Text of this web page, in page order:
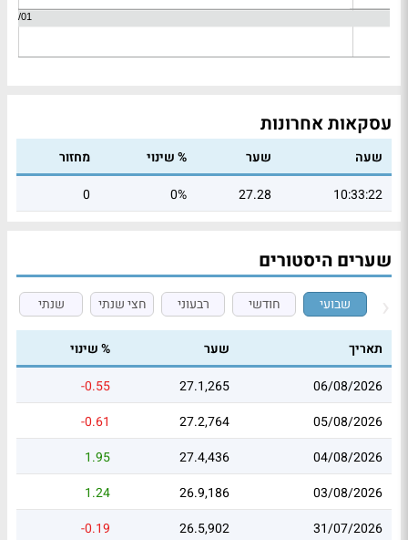
עסקאות אחרונות
שעה שער % שינוי
מחזור
10:33:22
27.28
0%
0
שערים היסטורים
שבועי חודשי רבעוני חצי שנתי שנתי
תאריך שער
% שינוי
06/08/2026
27.1,265
-0.55
05/08/2026
27.2,764
-0.61
04/08/2026
27.4,436
1.95
03/08/2026
26.9,186
1.24
31/07/2026
26.5,902
-0.19